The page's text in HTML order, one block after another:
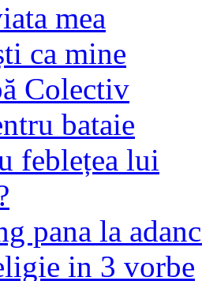
mea
ca mine
Colectiv
bataie
feblețea lui
pana la
in 3 vorbe